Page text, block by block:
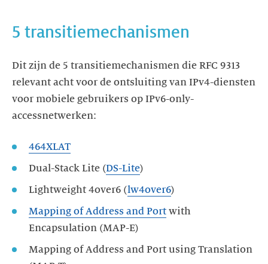
5 transitiemechanismen
Dit zijn de 5 transitiemechanismen die RFC 9313
relevant acht voor de ontsluiting van IPv4-diensten
voor mobiele gebruikers op IPv6-only-
accessnetwerken:
464XLAT
Dual-Stack Lite (DS-Lite)
Lightweight 4over6 (lw4over6)
Mapping of Address and Port with
Encapsulation (MAP-E)
Mapping of Address and Port using Translation